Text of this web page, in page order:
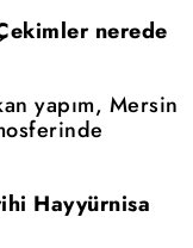
nerede
yapım, Mersin
Hayyürnisa